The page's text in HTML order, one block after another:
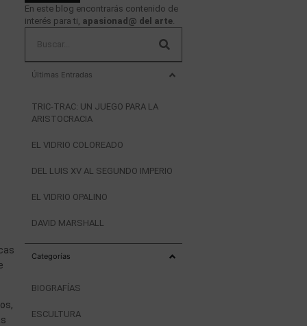
En este blog encontrarás contenido de
interés para ti, apasionad@ del arte.
Últimas Entradas
TRIC-TRAC: UN JUEGO PARA LA
ARISTOCRACIA
EL VIDRIO COLOREADO
DEL LUIS XV AL SEGUNDO IMPERIO
EL VIDRIO OPALINO
DAVID MARSHALL
Categorías
BIOGRAFÍAS
ESCULTURA